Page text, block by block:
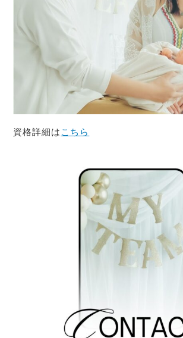
資格詳細は こちら